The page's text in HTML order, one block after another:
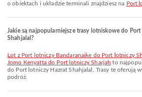
o obiektach i układzie terminali znajdziesz na Port
Jakie są najpopularniejsze trasy lotniskowe do
Shahjalal?
lot z Port lotniczy Bandaranaike do Port lotniczy
Jomo Kenyatta do Port lotniczy Sharjah to
do Port lotniczy Hazrat Shahjalal. Trasy te oferują
podróż.